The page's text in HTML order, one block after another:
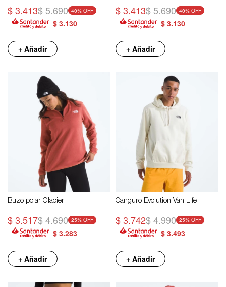
$3.413$5.690 40
$ 3.130
+ Añadir
$3.413$5.690 40
$ 3.130
+ Añadir
Buzo polar Glacier
$3.517$4.690 25
$ 3.283
+ Añadir
Canguro Evolution Van Life
$3.742$4.990 25
$ 3.493
+ Añadir